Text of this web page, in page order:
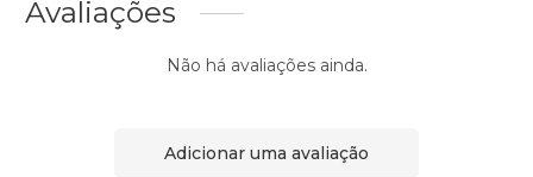
Avaliações
Não há avaliações ainda.
Adicionar uma avaliação